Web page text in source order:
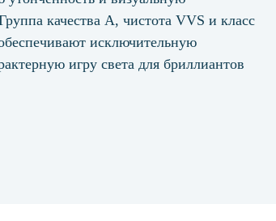
качества А, чистота VVS и класс
исключительную
игру света для бриллиантов